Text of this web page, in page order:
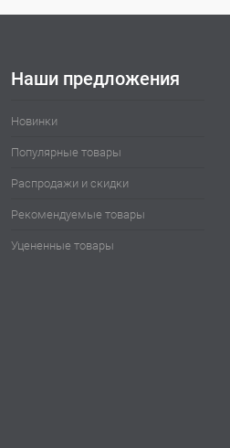
Наши предложения
Новинки
Популярные товары
Распродажи и скидки
Рекомендуемые товары
Уцененные товары